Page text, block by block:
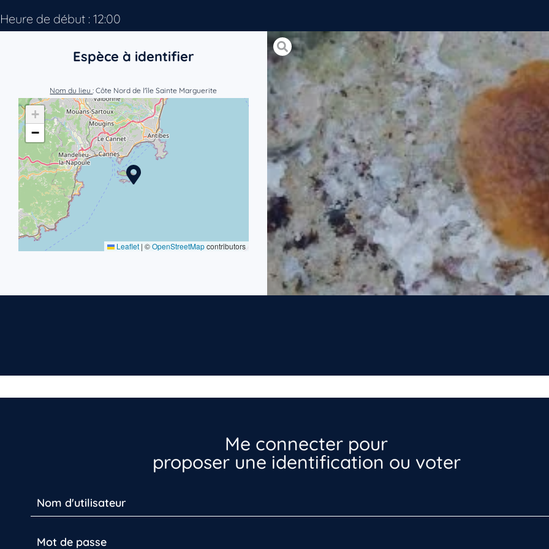
Heure de début : 12:00
Espèce à identifier
Nom du lieu: Côte Nord de l'île Sainte Marguerite
+
−
Leaflet | ©OpenStreetMapcontributors
Me connecter pour
proposer une identification ou voter